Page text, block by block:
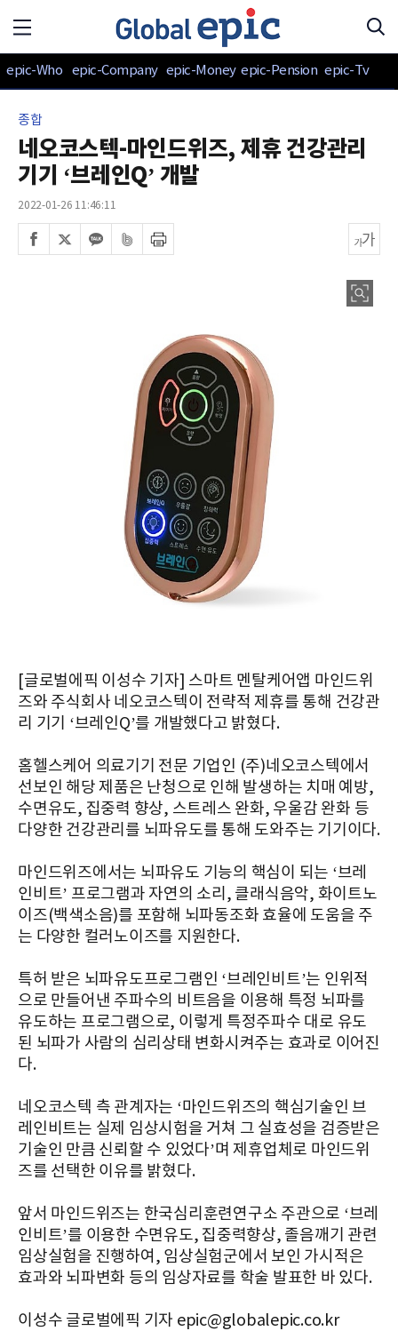
epic-Who epic-Company epic-Money epic-Pension epic-Tv
종합
네오코스텍-마인드위즈, 제휴 건강관리
기기 ‘브레인Q’ 개발
2022-01-26 11:46:11
[글로벌에픽 이성수 기자] 스마트 멘탈케어앱 마인드위
즈와 주식회사 네오코스텍이 전략적 제휴를 통해 건강관
리 기기 ‘브레인Q’를 개발했다고 밝혔다.
홈헬스케어 의료기기 전문 기업인 (주)네오코스텍에서
선보인 해당 제품은 난청으로 인해 발생하는 치매 예방,
수면유도, 집중력 향상, 스트레스 완화, 우울감 완화 등
다양한 건강관리를 뇌파유도를 통해 도와주는 기기이다.
마인드위즈에서는 뇌파유도 기능의 핵심이 되는 ‘브레
인비트’ 프로그램과 자연의 소리, 클래식음악, 화이트노
이즈(백색소음)를 포함해 뇌파동조화 효율에 도움을 주
는 다양한 컬러노이즈를 지원한다.
특허 받은 뇌파유도프로그램인 ‘브레인비트’는 인위적
으로 만들어낸 주파수의 비트음을 이용해 특정 뇌파를
유도하는 프로그램으로, 이렇게 특정주파수 대로 유도
된 뇌파가 사람의 심리상태 변화시켜주는 효과로 이어진
다.
네오코스텍 측 관계자는 ‘마인드위즈의 핵심기술인 브
레인비트는 실제 임상시험을 거쳐 그 실효성을 검증받은
기술인 만큼 신뢰할 수 있었다’며 제휴업체로 마인드위
즈를 선택한 이유를 밝혔다.
앞서 마인드위즈는 한국심리훈련연구소 주관으로 ‘브레
인비트’를 이용한 수면유도, 집중력향상, 졸음깨기 관련
임상실험을 진행하여, 임상실험군에서 보인 가시적은
효과와 뇌파변화 등의 임상자료를 학술 발표한 바 있다.
이성수 글로벌에픽 기자 epic@globalepic.co.kr